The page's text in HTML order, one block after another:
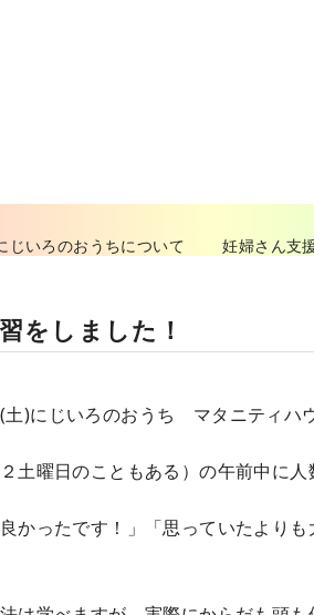
じいろのおうちについて 妊婦さん支
をしました！
土)にじいろのおうち マタニティハ
土曜日のこともある）の午前中に
良かったです！」「思っていたより